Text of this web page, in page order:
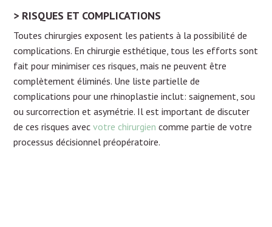
RISQUES ET COMPLICATIONS
Toutes chirurgies exposent les patients à la possibilité de
complications. En chirurgie esthétique, tous les efforts sont
fait pour minimiser ces risques, mais ne peuvent être
complètement éliminés. Une liste partielle de
complications pour une rhinoplastie inclut: saignement, sou
ou surcorrection et asymétrie. Il est important de discuter
de ces risques avecvotre chirurgien comme partie de votre
processus décisionnel préopératoire.